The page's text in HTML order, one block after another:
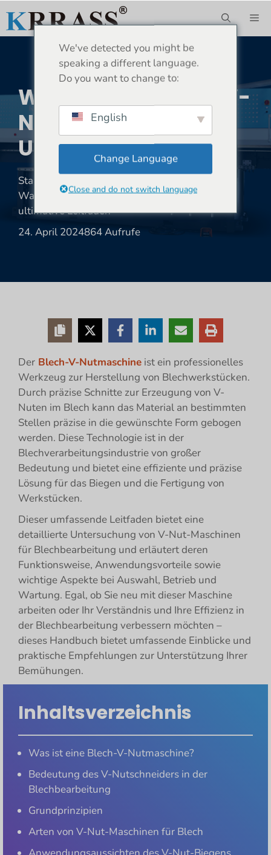
Inhalt
springen
Was Ist Eine Blech-V-
Nutmaschine? – Der
Ultimative Leitfaden
Standort:
Was ist eine Blech-V-Nutmaschine? – Der
ultimative Leitfaden
24. April 2024864 Aufrufe
Der Blech-V-Nutmaschine ist ein professionelles
Werkzeug zur Herstellung von Blechwerkstücken.
Durch präzise Schnitte zur Erzeugung von V-
Nuten im Blech kann das Material an bestimmten
Stellen präzise in die gewünschte Form gebogen
werden. Diese Technologie ist in der
Blechverarbeitungsindustrie von großer
Bedeutung und bietet eine effiziente und präzise
Lösung für das Biegen und die Fertigung von
Werkstücken.
Dieser umfassende Leitfaden bietet eine
detaillierte Untersuchung von V-Nut-Maschinen
für Blechbearbeitung und erläutert deren
Funktionsweise, Anwendungsvorteile sowie
wichtige Aspekte bei Auswahl, Betrieb und
Wartung. Egal, ob Sie neu mit dieser Maschine
arbeiten oder Ihr Verständnis und Ihre Effizienz in
der Blechbearbeitung verbessern möchten –
dieses Handbuch bietet umfassende Einblicke und
praktische Empfehlungen zur Unterstützung Ihrer
Bemühungen.
Inhaltsverzeichnis
Was ist eine Blech-V-Nutmaschine?
Bedeutung des V-Nutschneiders in der
Blechbearbeitung
Grundprinzipien
Arten von V-Nut-Maschinen für Blech
We've detected you might be
speaking a different language.
Do you want to change to:
English
Change Language
Close and do not switch language